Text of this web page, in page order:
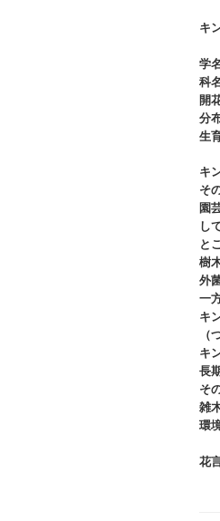
キ
学
科
開
分
生
キ
そ
園
し
と
樹
外
一
キ
（
キ
長
そ
雑
環
花